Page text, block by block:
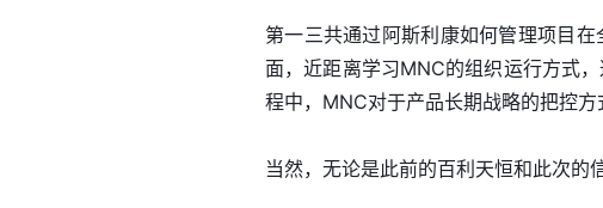
第一三共通过阿斯利康如何管理项目
面，近距离学习MNC的组织运行方式
程中，MNC对于产品长期战略的把控方
当然，无论是此前的百利天恒和此次的